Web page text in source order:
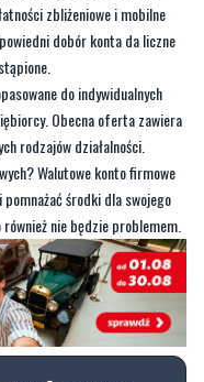
do indywidualnych
Obecna oferta zawiera
rodzajów działalności.
Walutowe konto firmowe
środki dla swojego
nie będzie problemem.
dodawania